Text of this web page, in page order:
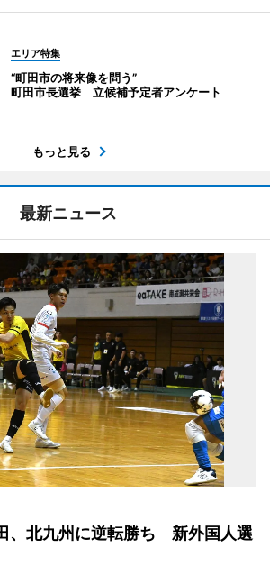
エリア特集
“町田市の将来像を問う”
町田市長選挙 立候補予定者アンケート
もっと見る
最新ニュース
、北九州に逆転勝ち 新外国人選